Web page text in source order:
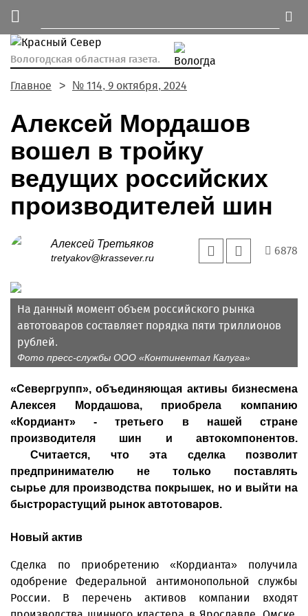
Вологодская областная газета.
Главное № 114, 9 октября, 2024
Алексей Мордашов
вошел в тройку
ведущих российских
производителей шин
Алексей Третьяков
tretyakov@krassever.ru
6878
На данный момент объем российского рынка
автотоваров составляет порядка пяти триллионов
рублей.
Фото пресс-службы ООО «Континентал Калуга»
«Севергрупп», объединяющая активы бизнесмена
Алексея Мордашова, приобрела компанию
«Кордиант» - третьего в нашей стране
производителя шин и автокомпонентов.
Считается, что эта сделка позволит
предпринимателю не только поставлять
сырье для производства покрышек, но и выйти на
быстрорастущий рынок автотоваров.
Новый актив
Сделка по приобретению «Кордианта» получила
одобрение Федеральной антимонопольной службы
России. В перечень активов компании входят